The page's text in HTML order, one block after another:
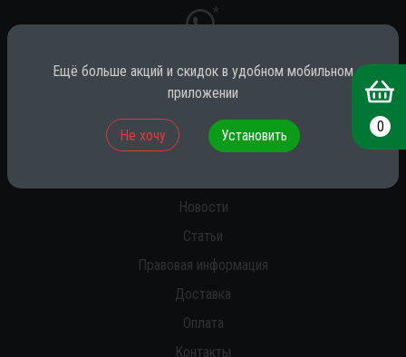
*
* принадлежит компании Meta (признана экстремистской на территории
Новости
Статьи
Правовая информация
Доставка
Оплата
Контакты
0
Ещё больше акций и скидок в удобном мобильном
приложении
Не хочу Установить